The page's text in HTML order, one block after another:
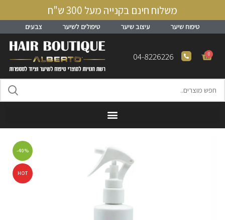
משלוח חינם בקנייה מעל 300 ש"ח
טיפוח שיער עיצוב שיער טיפולים לשיער צבעים
0
04-8226226
-40%
HOT